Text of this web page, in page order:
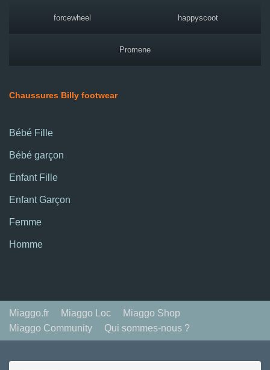
forcewheel happyscoot
Promene
Chaussures Billy footwear
Bébé Fille
Bébé garçon
Enfant Fille
Enfant Garçon
Femme
Homme
Miaggo.fr Miaggo Loc
Miaggo Shop
Miaggo Community
Qui sommes-nous ?